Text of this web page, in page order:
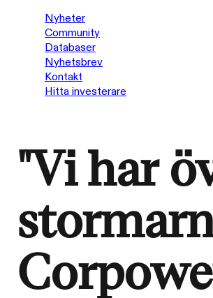
Nyheter
Community
Databaser
Nyhetsbrev
Kontakt
Hitta investerare
"Vi har